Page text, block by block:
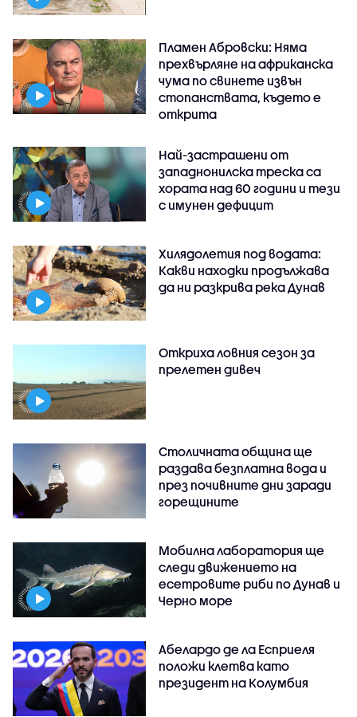
Пламен Абровски: Няма
прехвърляне на африканска
чума по свинете извън
стопанствата, където е
открита
Най-застрашени от
западнонилска треска са
хората над 60 години и тези
с имунен дефицит
Хилядолетия под водата:
Какви находки продължава
да ни разкрива река Дунав
Откриха ловния сезон за
прелетен дивеч
Столичната община ще
раздава безплатна вода и
през почивните дни заради
горещините
Мобилна лаборатория ще
следи движението на
есетровите риби по Дунав и
Черно море
Абелардо де ла Есприеля
положи клетва като
президент на Колумбия